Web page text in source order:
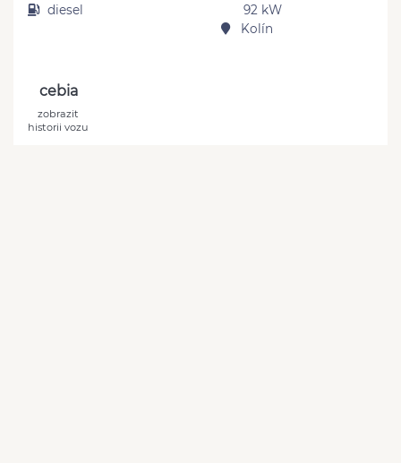
diesel
92 kW
Kolín
cebia
zobrazit
historii vozu